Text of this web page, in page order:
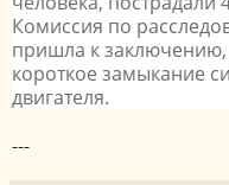
Комиссия по
пришла к
короткое замыкание
двигателя.
---